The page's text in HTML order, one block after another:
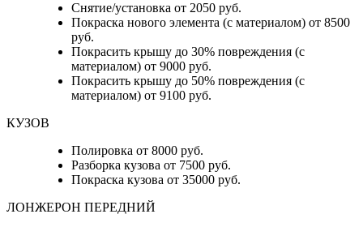
Снятие/установка от 2050 руб.
Покраска нового элемента (с материалом) от 8500
руб.
Покрасить крышу до 30% повреждения (с
материалом) от 9000 руб.
Покрасить крышу до 50% повреждения (с
материалом) от 9100 руб.
КУЗОВ
Полировка от 8000 руб.
Разборка кузова от 7500 руб.
Покраска кузова от 35000 руб.
ЛОНЖЕРОН ПЕРЕДНИЙ